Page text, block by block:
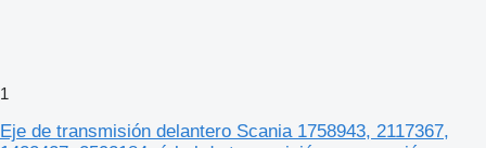
1
Eje de transmisión delantero Scania 1758943, 2117367,